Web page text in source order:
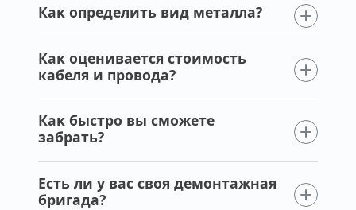
Как определить вид металла?
Как оценивается стоимость
кабеля и провода?
Как быстро вы сможете
забрать?
Есть ли у вас своя демонтажная
бригада?